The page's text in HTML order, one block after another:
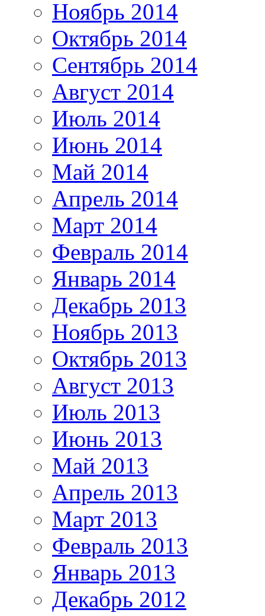
Ноябрь 2014
Октябрь 2014
Сентябрь 2014
Август 2014
Июль 2014
Июнь 2014
Май 2014
Апрель 2014
Март 2014
Февраль 2014
Январь 2014
Декабрь 2013
Ноябрь 2013
Октябрь 2013
Август 2013
Июль 2013
Июнь 2013
Май 2013
Апрель 2013
Март 2013
Февраль 2013
Январь 2013
Декабрь 2012